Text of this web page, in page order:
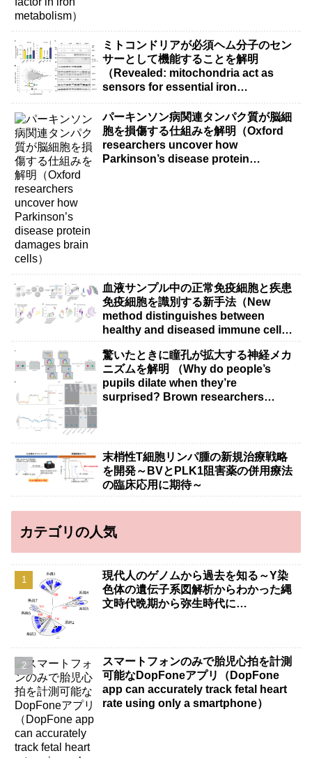
ミトコンドリアが必須ヘム分子のセン
サーとして機能することを解明
（Revealed: mitochondria act as
sensors for essential iron
パーキンソン病関連タンパク質が脳細
胞を損傷する仕組みを解明（Oxford
researchers uncover how
Parkinson’s disease protein
血液サンプル中の正常免疫細胞と疾患
免疫細胞を識別する新手法（New
method distinguishes between
healthy and diseased immune cells
驚いたときに瞳孔が拡大する神経メカ
ニズムを解明 （Why do people’s
pupils dilate when they’re
surprised? Brown researchers
末梢性T細胞リンパ腫の新規治療戦略
を開発～BVとPLK1阻害薬の併用療法
の臨床応用に期待～
カテゴリの人気
現代人のゲノムから過去を知る～Y染
色体の遺伝子系図解析からわかった縄
文時代晩期から弥生時代に…
スマートフォンのみで胎児心拍を計測
可能なDopFoneアプリ（DopFone
app can accurately track fetal heart
rate using only a smartphone）